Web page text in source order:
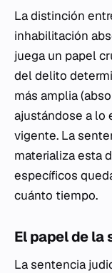
La distinción
inhabilitación
juega un papel
del delito
más amplia
ajustándose a lo
vigente. La
materializa esta
específicos
cuánto tiempo.
El papel de la
La sentencia